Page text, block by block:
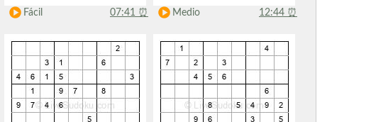
Fácil 07:41 ⏰ Medio 12:44 ⏰